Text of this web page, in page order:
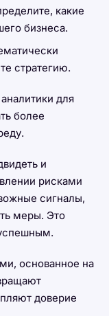
какие
бизнеса.
стратегию.
для
более
и
рисками
сигналы,
меры. Это
основанное на
доверие